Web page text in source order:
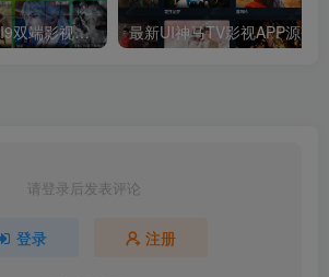
2026最新版绿豆UI9双端影视APP源码
请登录后发表评论
登录 注册